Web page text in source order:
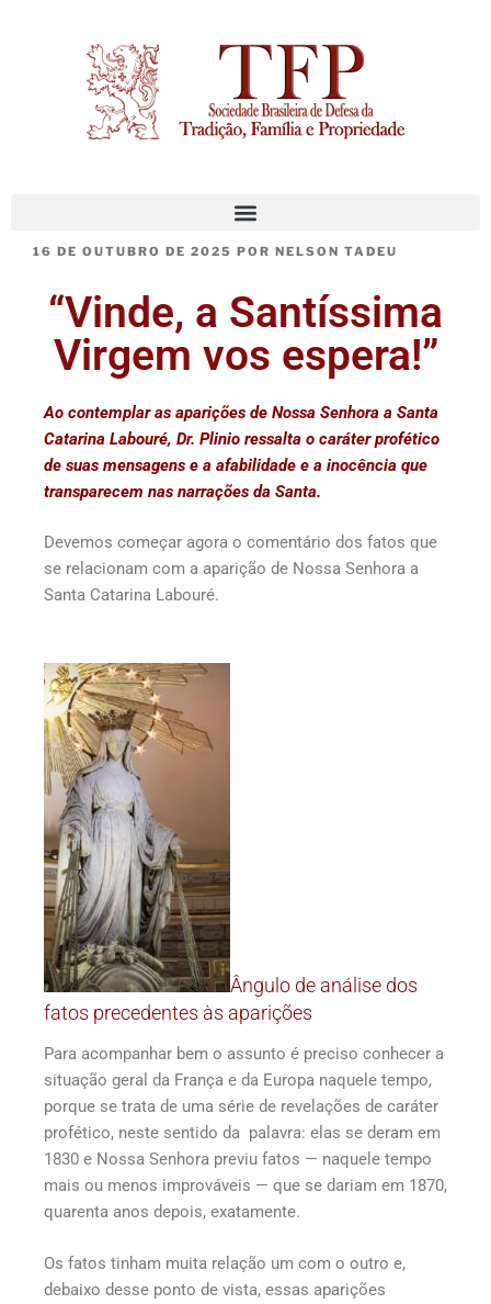
16 DE OUTUBRO DE 2025 POR NELSON TADEU
“Vinde, a Santíssima
Virgem vos espera!”
Ao contemplar as aparições de Nossa Senhora a Santa
Catarina Labouré, Dr. Plinio ressalta o caráter profético
de suas mensagens e a afabilidade e a inocência que
transparecem nas narrações da Santa.
Devemos começar agora o comentário dos fatos que
se relacionam com a aparição de Nossa Senhora a
Santa Catarina Labouré.
Ângulo de análise dos
fatos precedentes às aparições
Para acompanhar bem o assunto é preciso conhecer a
situação geral da França e da Europa naquele tempo,
porque se trata de uma série de revelações de caráter
profético, neste sentido da palavra: elas se deram em
1830 e Nossa Senhora previu fatos — naquele tempo
mais ou menos improváveis — que se dariam em 1870,
quarenta anos depois, exatamente.
Os fatos tinham muita relação um com o outro e,
debaixo desse ponto de vista, essas aparições